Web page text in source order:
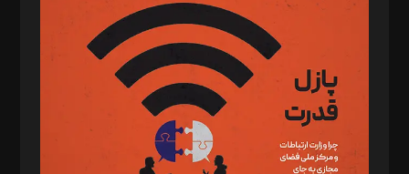
د‌بیر پیوست جهان: مینا پاکدل
د‌بیر تحریریه آنلاین: بابک نقاش
تحریریه‌: مجتبی محمود‌ی، آرش برهمند، یسنا امان‌پور، سروش کرمیان،
مصطفی مسجدی آرانی، ابوالفضل رجبی، زهرا فکرانه، فائزه فتحی
رستمی،مصطفی باستان
ویرایش: نگار استاد‌‌آقا
طراح یونیفرم: مجید توکلی